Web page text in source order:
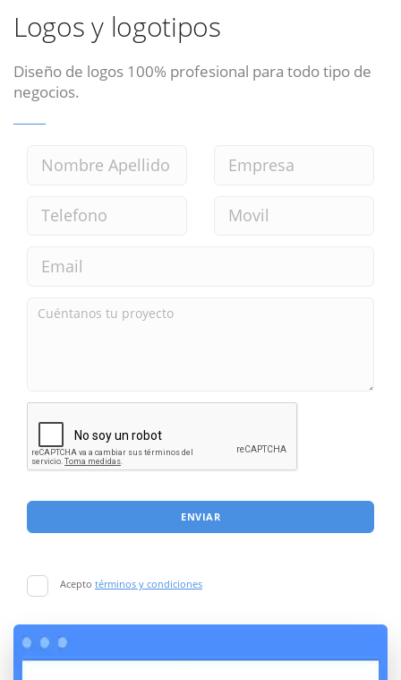
Logos y logotipos
Diseño de logos 100% profesional para todo tipo de
negocios.
ENVIAR
Acepto términos y condiciones